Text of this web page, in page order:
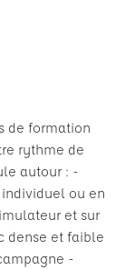
de formation
rythme de
autour : -
ou en
et sur
dense et faible
-